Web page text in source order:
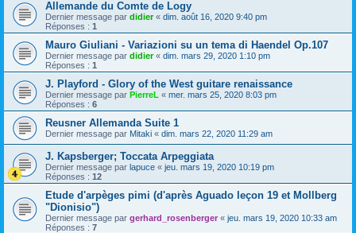
Allemande du Comte de Logy
Dernier message par didier« dim. août 16, 2020 9:40 pm
Réponses : 1
Mauro Giuliani - Variazioni su un tema di Haendel Op.107
Dernier message par didier« dim. mars 29, 2020 1:10 pm
Réponses : 1
J. Playford - Glory of the West guitare renaissance
Dernier message par PierreL « mer. mars 25, 2020 8:03 pm
Réponses : 6
Reusner Allemanda Suite 1
Dernier message par Mitaki « dim. mars 22, 2020 11:29 am
J. Kapsberger; Toccata Arpeggiata
Dernier message par lapuce « jeu. mars 19, 2020 10:19 pm
Réponses : 12
Etude d'arpèges pimi (d'après Aguado leçon 19 et Mollberg
"Dionisio")
Dernier message par gerhard_rosenberger « jeu. mars 19, 2020 10:33 am
Réponses : 7